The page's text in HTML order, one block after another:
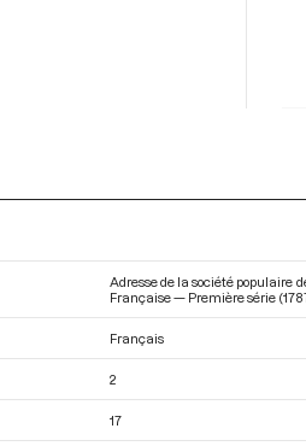
Adresse de la société populaire
Française — Première série
Français
2
17